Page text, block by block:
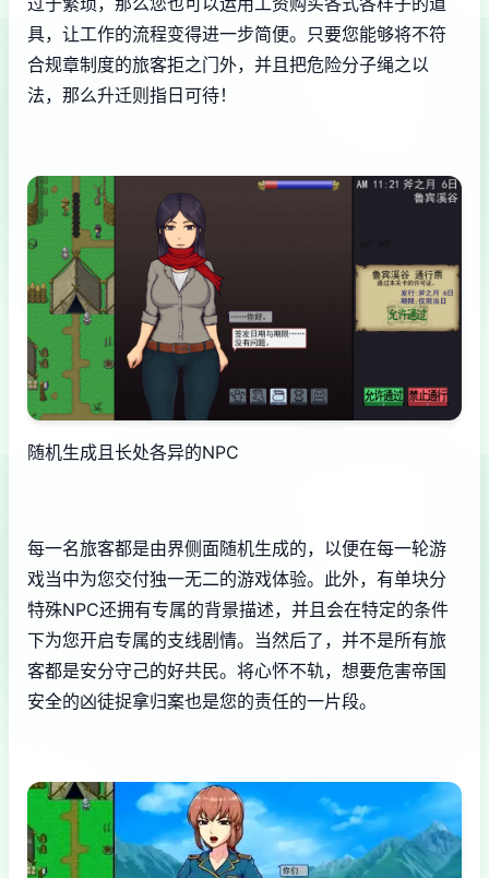
具，让工作的流程变得进一步简便。只要您能够将不符
合规章制度的旅客拒之门外，并且把危险分子绳之以
法，那么升迁则指日可待！
随机生成且长处各异的NPC
每一名旅客都是由界侧面随机生成的，以便在每一轮游
戏当中为您交付独一无二的游戏体验。此外，有单块分
特殊NPC还拥有专属的背景描述，并且会在特定的条件
下为您开启专属的支线剧情。当然后了，并不是所有旅
客都是安分守己的好共民。将心怀不轨，想要危害帝国
安全的凶徒捉拿归案也是您的责任的一片段。